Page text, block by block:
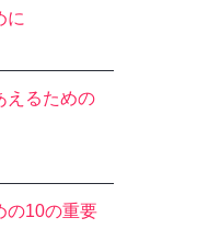
に
えるための
の10の重要